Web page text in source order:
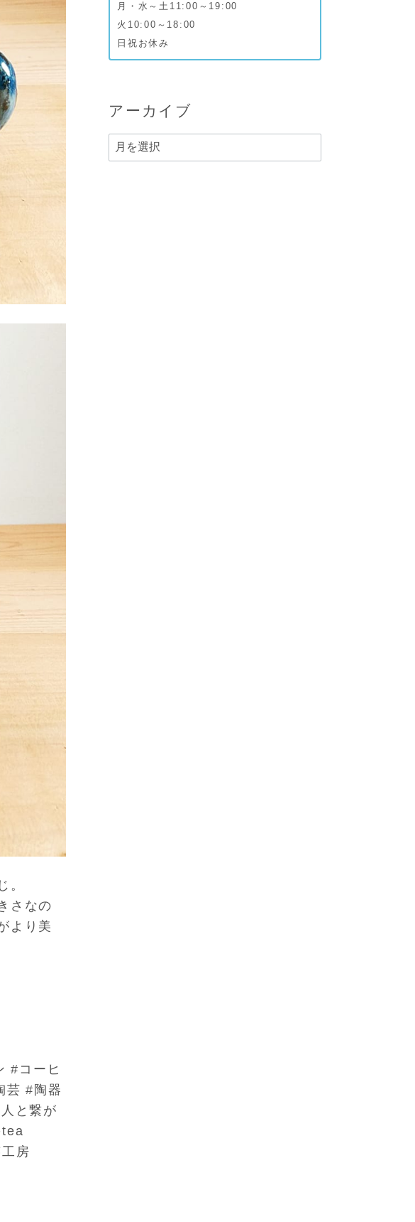
。
さなの
より美
#コーヒ
芸 #陶器
と繋が
房
月・水～土11:00～19:00
火10:00～18:00
日祝お休み
アーカイブ
ア
ー